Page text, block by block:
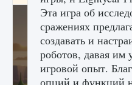
Эта игра об
сражениях
создавать и
роботов, давая
игровой опыт.
опций и функций